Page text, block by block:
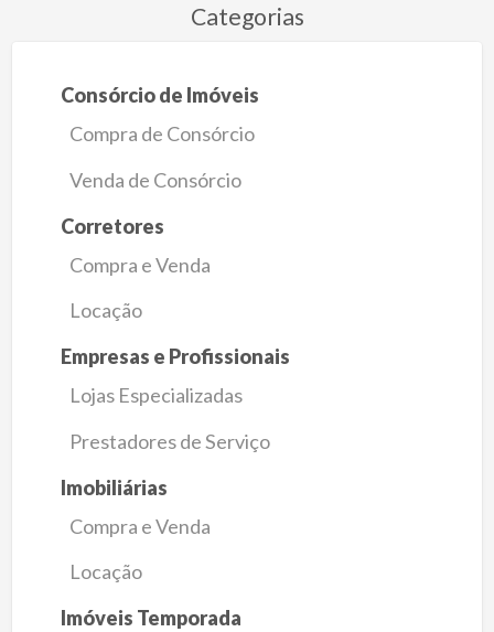
Categorias
Consórcio de Imóveis
Compra de Consórcio
Venda de Consórcio
Corretores
Compra e Venda
Locação
Empresas e Profissionais
Lojas Especializadas
Prestadores de Serviço
Imobiliárias
Compra e Venda
Locação
Imóveis Temporada